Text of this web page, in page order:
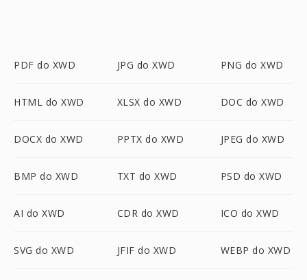
PDF do XWD JPG do XWD PNG do XWD
HTML do XWD XLSX do XWD DOC do XWD
DOCX do XWD PPTX do XWD JPEG do XWD
BMP do XWD TXT do XWD PSD do XWD
AI do XWD CDR do XWD ICO do XWD
SVG do XWD JFIF do XWD WEBP do XWD